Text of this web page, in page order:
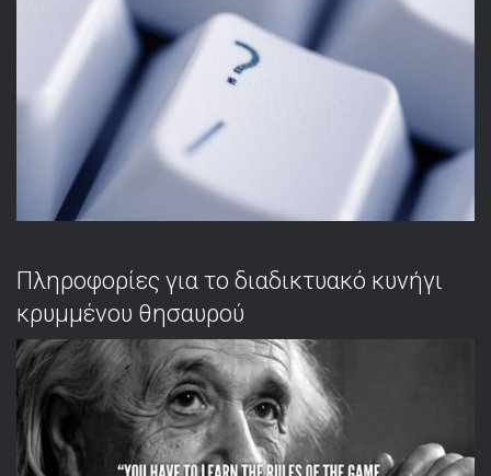
Πληροφορίες για το διαδικτυακό κυνήγι
κρυμμένου θησαυρού